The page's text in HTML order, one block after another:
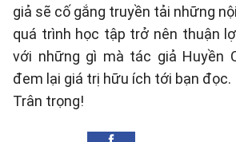
giả sẽ cố gắng truyền tải những
quá trình học tập trở nên thuận
với những gì mà tác giả Huyền
đem lại giá trị hữu ích tới bạn đọc.
Trân trọng!